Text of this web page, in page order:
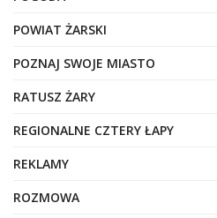
POWIAT ŻARSKI
POZNAJ SWOJE MIASTO
RATUSZ ŻARY
REGIONALNE CZTERY ŁAPY
REKLAMY
ROZMOWA